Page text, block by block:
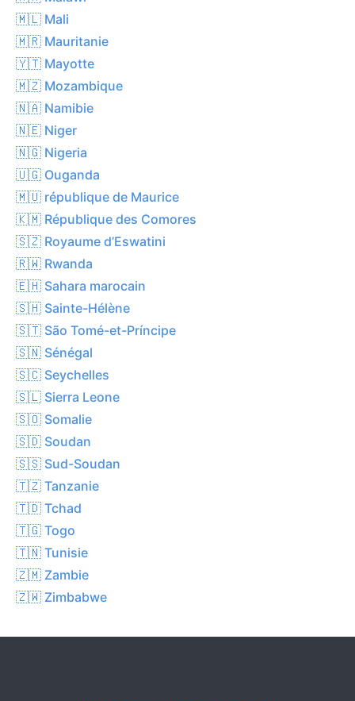
🇲🇱 Mali
🇲🇷 Mauritanie
🇾🇹 Mayotte
🇲🇿 Mozambique
🇳🇦 Namibie
🇳🇪 Niger
🇳🇬 Nigeria
🇺🇬 Ouganda
🇲🇺 république de Maurice
🇰🇲 République des Comores
🇸🇿 Royaume d’Eswatini
🇷🇼 Rwanda
🇪🇭 Sahara marocain
🇸🇭 Sainte-Hélène
🇸🇹 São Tomé-et-Príncipe
🇸🇳 Sénégal
🇸🇨 Seychelles
🇸🇱 Sierra Leone
🇸🇴 Somalie
🇸🇩 Soudan
🇸🇸 Sud-Soudan
🇹🇿 Tanzanie
🇹🇩 Tchad
🇹🇬 Togo
🇹🇳 Tunisie
🇿🇲 Zambie
🇿🇼 Zimbabwe